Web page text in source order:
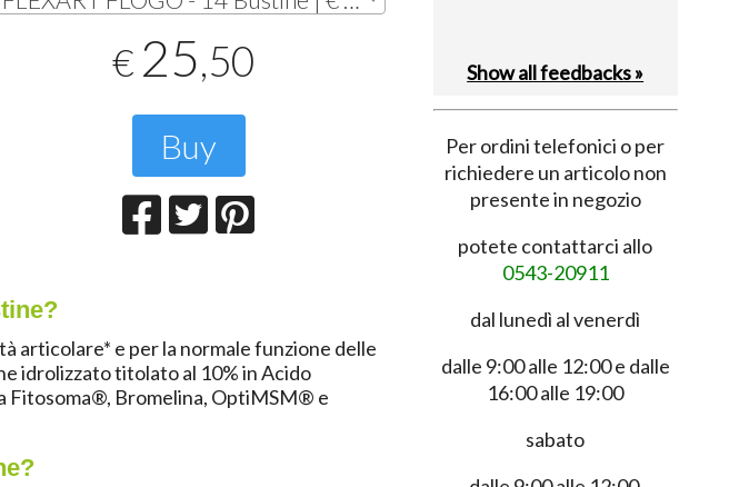
€ 25,50
Buy
articolare* e per la normale funzione delle
idrolizzato titolato al 10% in Acido
Fitosoma®, Bromelina, OptiMSM® e
Show all feedbacks »
Per ordini telefonici o per
richiedere un articolo non
presente in negozio
potete contattarci allo
0543-20911
dal lunedì al venerdì
dalle 9:00 alle 12:00 e dalle
16:00 alle 19:00
sabato